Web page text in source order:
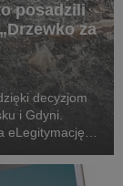
posadzili
za
decyzjom
i Gdyni.